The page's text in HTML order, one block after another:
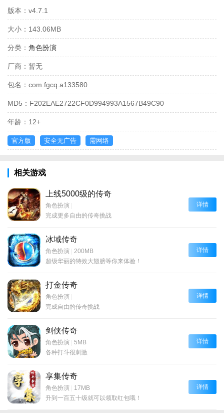
版本： v4.7.1
大小： 143.06MB
分类： 角色扮演
厂商： 暂无
包名： com.fgcq.a133580
MD5： F202EAE2722CF0D994993A1567B49C90
年龄： 12+
官方版 安全无广告 需网络
相关游戏
上线5000级的传奇
角色扮演 |
完成更多自由的传奇挑战
详情
冰域传奇
角色扮演 | 200MB
超级华丽的特效大翅膀等你来体验！
详情
打金传奇
角色扮演 |
完成自由的传奇挑战
详情
剑侠传奇
角色扮演 | 5MB
各种打斗很刺激
详情
享集传奇
角色扮演 | 17MB
升到一百五十级就可以领取红包哦！
详情